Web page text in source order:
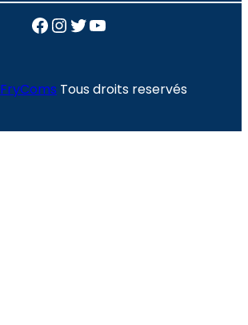
Facebook
Instagram
Twitter
YouTube
FryComs Tous droits reservés